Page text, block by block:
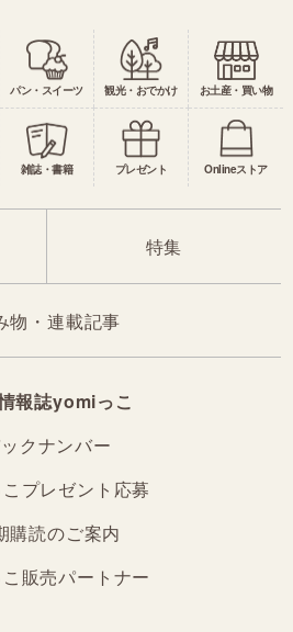
パン・スイーツ 観光・おでかけ お土産・買い物
雑誌・書籍 プレゼント Onlineストア
特集
物・連載記事
報誌yomiっこ
クナンバー
プレゼント応募
購読のご案内
販売パートナー